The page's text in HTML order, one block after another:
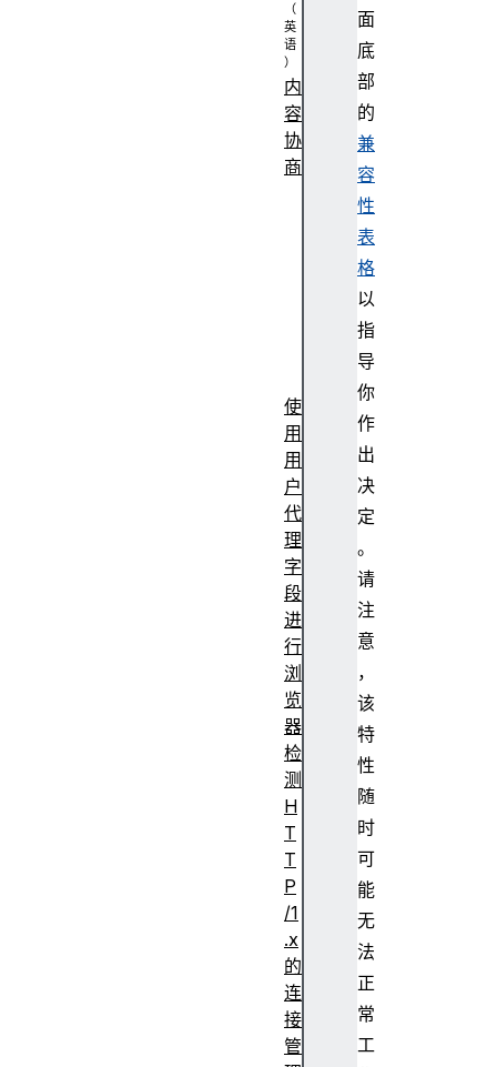
面
底
部
的
兼
容
性
表
格
以
指
导
你
作
出
决
定
。
请
注
意
，
该
特
性
随
时
可
能
无
法
正
常
工
内
容
协
商
使
用
用
户
代
理
字
段
进
行
浏
览
器
检
测
H
T
T
P
/1
.x
的
连
接
管